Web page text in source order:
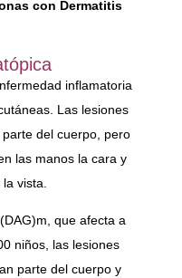
con Dermatitis
inflamatoria
Las lesiones
del cuerpo, pero
las manos la cara y
vista.
que afecta a
niños, las lesiones
parte del cuerpo y